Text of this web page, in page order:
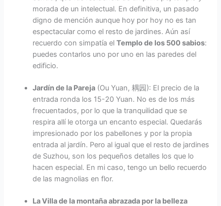
morada de un intelectual. En definitiva, un pasado
digno de mención aunque hoy por hoy no es tan
espectacular como el resto de jardines. Aún así
recuerdo con simpatía elTemplo de los 500 sabios:
puedes contarlos uno por uno en las paredes del
edificio.
Jardín de la Pareja (Ou Yuan, 耦园): El precio de la
entrada ronda los 15-20 Yuan. No es de los más
frecuentados, por lo que la tranquilidad que se
respira allí le otorga un encanto especial. Quedarás
impresionado por los pabellones y por la propia
entrada al jardín. Pero al igual que el resto de jardines
de Suzhou, son los pequeños detalles los que lo
hacen especial. En mi caso, tengo un bello recuerdo
de las magnolias en flor.
La Villa de la montaña abrazada por la belleza